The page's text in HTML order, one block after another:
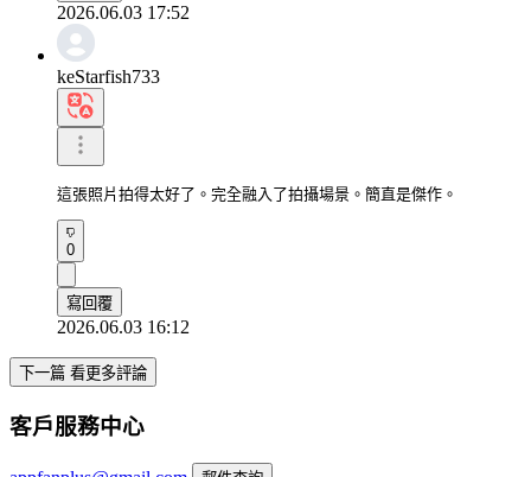
2026.06.03 17:52
keStarfish733
這張照片拍得太好了。完全融入了拍攝場景。簡直是傑作。
0
寫回覆
2026.06.03 16:12
下一篇 看更多評論
客戶服務中心